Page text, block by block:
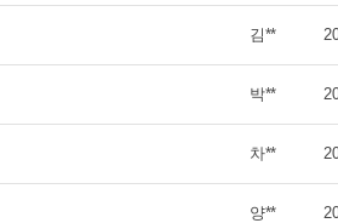
김**
박**
차**
양**